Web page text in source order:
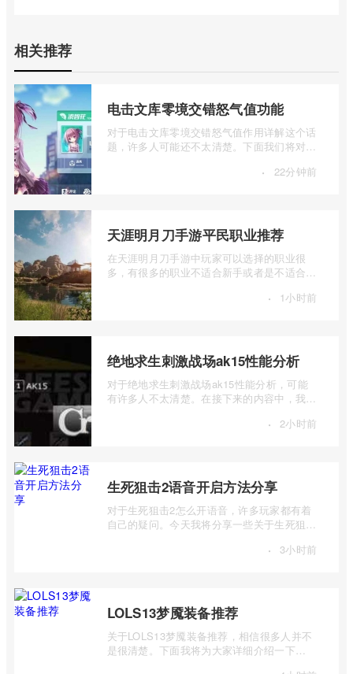
相关推荐
电击文库零境交错怒气值功能
对于电击文库零境交错怒气值作用详解这个话
题，许多人可能还不太清楚。下面我们将对电
· 22分钟前
天涯明月刀手游平民职业推荐
在天涯明月刀手游中玩家可以选择的职业很
多，有很多的职业不适合新手或者是不适合平
· 1小时前
绝地求生刺激战场ak15性能分析
对于绝地求生刺激战场ak15性能分析，可能
有许多人不太清楚。在接下来的内容中，我将
· 2小时前
生死狙击2语音开启方法分享
对于生死狙击2怎么开语音，许多玩家都有着
自己的疑问。今天我将分享一些关于生死狙击
· 3小时前
LOLS13梦魇装备推荐
关于LOLS13梦魇装备推荐，相信很多人并不
是很清楚。下面我将为大家详细介绍一下